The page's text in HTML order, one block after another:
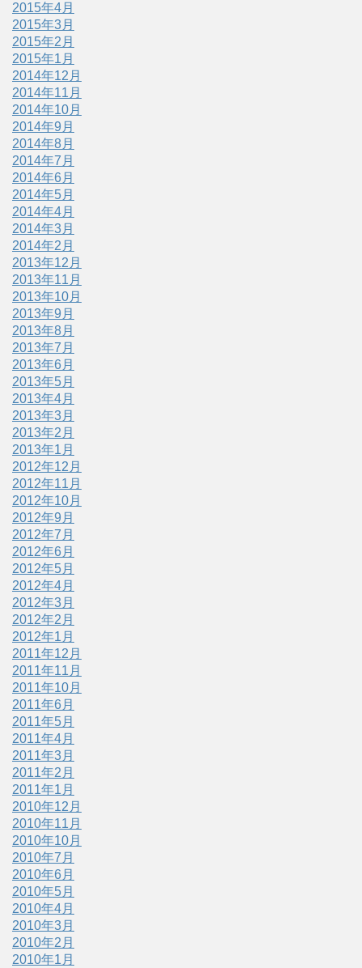
2015年4月
2015年3月
2015年2月
2015年1月
2014年12月
2014年11月
2014年10月
2014年9月
2014年8月
2014年7月
2014年6月
2014年5月
2014年4月
2014年3月
2014年2月
2013年12月
2013年11月
2013年10月
2013年9月
2013年8月
2013年7月
2013年6月
2013年5月
2013年4月
2013年3月
2013年2月
2013年1月
2012年12月
2012年11月
2012年10月
2012年9月
2012年7月
2012年6月
2012年5月
2012年4月
2012年3月
2012年2月
2012年1月
2011年12月
2011年11月
2011年10月
2011年6月
2011年5月
2011年4月
2011年3月
2011年2月
2011年1月
2010年12月
2010年11月
2010年10月
2010年7月
2010年6月
2010年5月
2010年4月
2010年3月
2010年2月
2010年1月